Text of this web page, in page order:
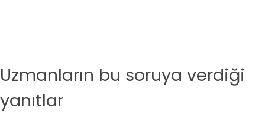
Uzmanların bu soruya verdiği
yanıtlar